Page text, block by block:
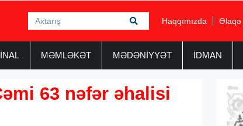
Haqqımızda Əlaqə
MƏMLƏKƏT MƏDƏNİYYƏT İDMAN
63 nəfər əhalisi